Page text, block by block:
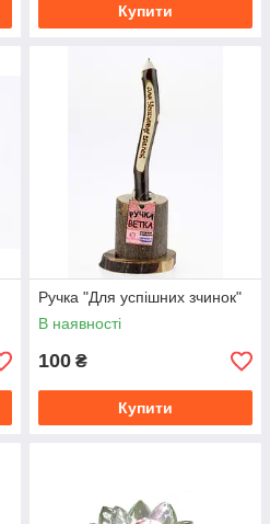
Купити
Ручка "Для успішних зчинок"
В наявності
100 ₴
Купити